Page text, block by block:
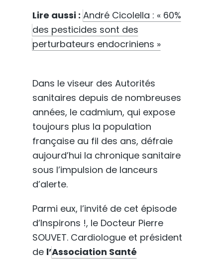
Lire aussi : André Cicolella : « 60%
des pesticides sont des
perturbateurs endocriniens »
Dans le viseur des Autorités
sanitaires depuis de nombreuses
années, le cadmium, qui expose
toujours plus la population
française au fil des ans, défraie
aujourd’hui la chronique sanitaire
sous l’impulsion de lanceurs
d’alerte.
Parmi eux, l’invité de cet épisode
d’Inspirons !, le Docteur Pierre
SOUVET. Cardiologue et président
de l’Association Santé